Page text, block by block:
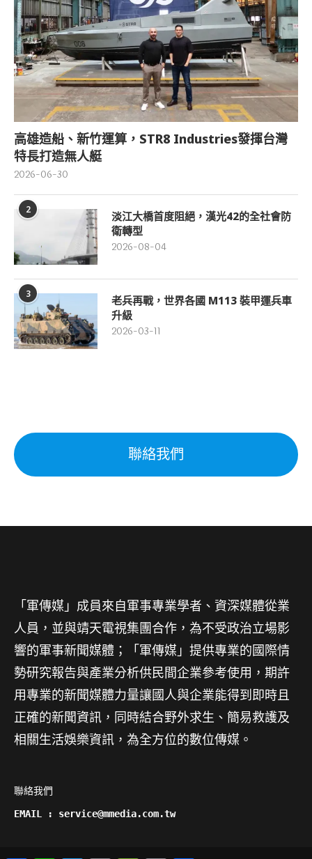
高雄造船、新竹運算，STR8 Industries發揮台灣
特長打造無人艇
2026-06-30
2
淡江大橋首度阻絕，漢光42的全社會防
衛轉型
2026-08-04
3
老兵再戰，世界各國 M113 裝甲運兵車
升級
2026-03-11
聯絡我們
「軍傳媒」成員來自軍事專業學者、資深媒體從業
人員，並與靖天電視集團合作，為不受政治立場影
響的軍事新聞媒體；「軍傳媒」提供專業的國際情
勢研究報告與產業分析供民間企業參考使用，期許
用專業的新聞媒體力量讓國人與企業能得到即時且
正確的新聞資訊，同時結合野外求生、簡易救護及
相關生活娛樂資訊，為全方位的數位傳媒。
聯絡我們
EMAIL : service@mmedia.com.tw